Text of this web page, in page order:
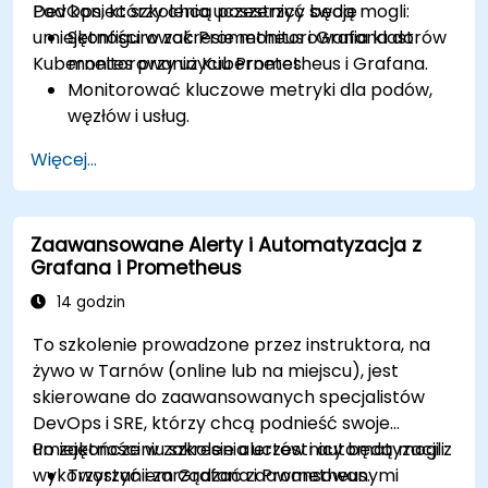
DevOps, którzy chcą poszerzyć swoje
umiejętności w zakresie monitorowania klastrów
Kubernetes przy użyciu Prometheus i Grafana.
Pod koniec szkolenia uczestnicy będą mogli:
Skonfigurować Prometheus i Grafana do
monitorowania Kubernetes.
Monitorować kluczowe metryki dla podów,
węzłów i usług.
wizualizacji stanu i wydajności klastra.
Wdrażać strategie alertowania w celu
proaktywnego rozwiązywania problemów.
Stosować najlepsze praktyki w zakresie
skalowania rozwiązań monitorujących w
środowiskach Kubernetes.
Więcej...
Zaawansowane Alerty i Automatyzacja z
Grafana i Prometheus
14 godzin
To szkolenie prowadzone przez instruktora, na
żywo w Tarnów (online lub na miejscu), jest
skierowane do zaawansowanych specjalistów
DevOps i SRE, którzy chcą podnieść swoje
umiejętności w zakresie alertów i automatyzacji z
wykorzystaniem Grafana i Prometheus.
Po zakończeniu szkolenia uczestnicy będą mogli:
Tworzyć i zarządzać zaawansowanymi